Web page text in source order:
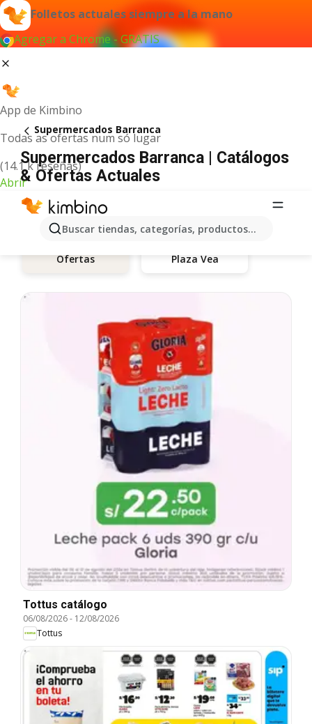
Folletos actuales siempre a la mano
Agregar a Chrome - GRATIS
App de Kimbino
Todas as ofertas num só lugar
(14.1 k reseñas)
Abrir
Buscar tiendas, categorías, productos...
Supermercados Barranca
Supermercados Barranca | Catálogos
& Ofertas Actuales
Ofertas Plaza Vea
Tottus catálogo
06/08/2026- 12/08/2026
Tottus